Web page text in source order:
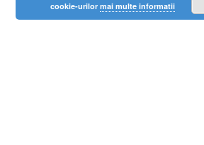
cookie-urilor mai multe informatii